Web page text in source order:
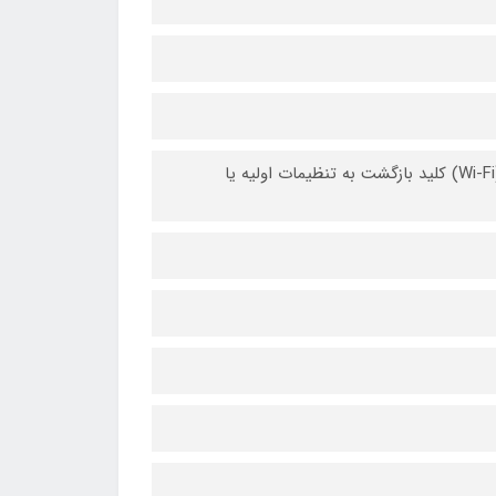
کلید روشن و خاموش کردن دستگاه کلید روشن و خاموش کردن شبکه بی‌سیم (Wi-Fi) کلید بازگشت به تنظیمات اولیه یا